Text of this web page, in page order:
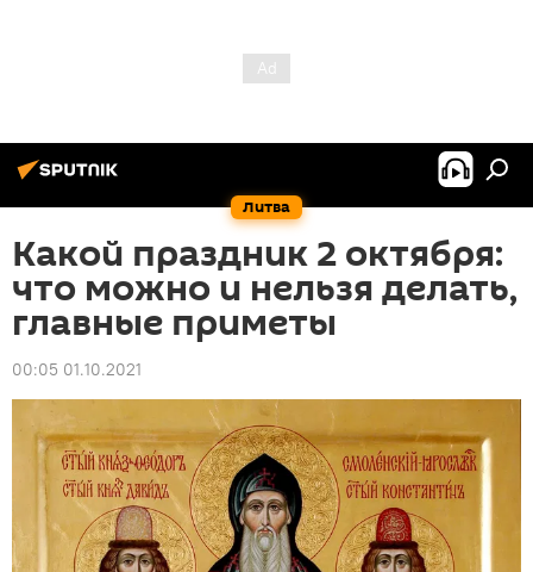
Литва
Какой праздник 2 октября:
что можно и нельзя делать,
главные приметы
00:05 01.10.2021